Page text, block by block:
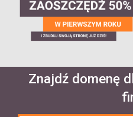
Znajdź domenę